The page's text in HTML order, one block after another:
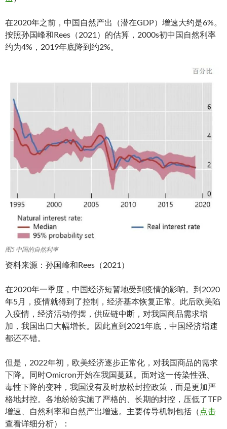
在2020年之前，中国自然产出（潜在GDP）增速大约是6%。
按照孙国峰和Rees（2021）的估算，2000s初中国自然利率
约为4%，2019年底降到约2%。
图5 中国的自然利率
资料来源：孙国峰和Rees（2021）
在2020年一季度，中国经济短暂地受到疫情的影响。到2020
年5月，疫情就得到了控制，经济基本恢复正常。此后欧美陷
入疫情，经济活动停摆，供应链中断，对我国商品需求增
加，我国出口大幅增长。因此直到2021年底，中国经济增速
都还不错。
但是，2022年初，欧美经济逐步正常化，对我国商品的需求
下降。同时Omicron开始在我国蔓延。面对这一传染性强、
毒性下降的变种，我国没有及时放松封控政策，而是更加严
格地封控。各地纷纷实施了严格的、长期的封控，压低了TFP
增速、自然利率和自然产出增速。主要传导机制包括（ 点击
查看详细分析）：